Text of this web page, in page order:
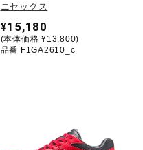
ニセックス
¥15,180
(本体価格 ¥13,800)
品番 F1GA2610_c